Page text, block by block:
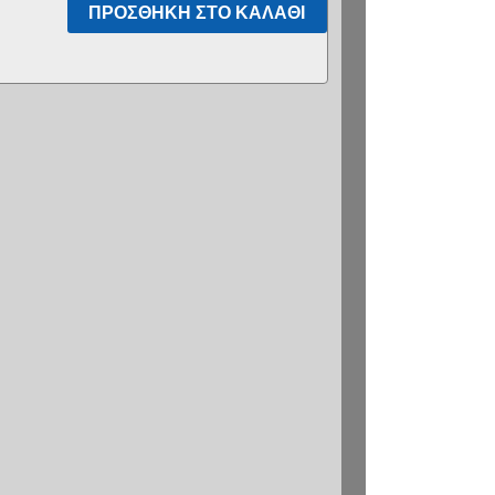
ΠΡΟΣΘΉΚΗ ΣΤΟ ΚΑΛΆΘΙ